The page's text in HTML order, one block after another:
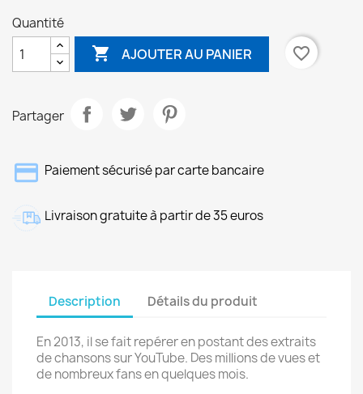
Quantité
 AJOUTER AU PANIER favorite_border
Partager
Paiement sécurisé par carte bancaire
Livraison gratuite à partir de 35 euros
Description Détails du produit
En 2013, il se fait repérer en postant des extraits
de chansons sur YouTube. Des millions de vues et
de nombreux fans en quelques mois.